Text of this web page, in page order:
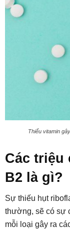
Thiếu vitamin
Các triệu
B2 là gì?
Sự thiếu hụt
thường, sẽ có sự
mỗi loại gây ra